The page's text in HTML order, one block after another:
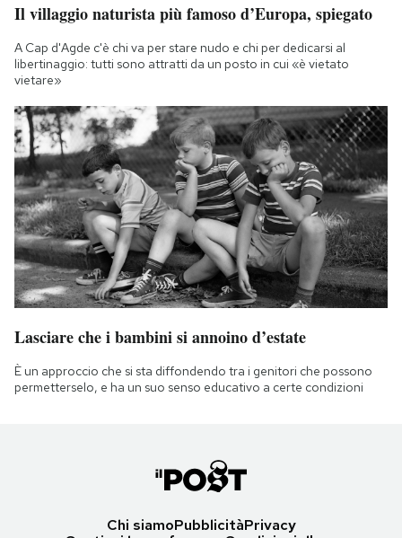
Il villaggio naturista più famoso d’Europa, spiegato
A Cap d'Agde c'è chi va per stare nudo e chi per dedicarsi al
libertinaggio: tutti sono attratti da un posto in cui «è vietato
vietare»
Lasciare che i bambini si annoino d’estate
È un approccio che si sta diffondendo tra i genitori che possono
permetterselo, e ha un suo senso educativo a certe condizioni
Chi siamoPubblicitàPrivacy